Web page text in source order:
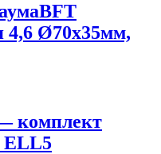
4,6 Ø70х35мм,
комплект
ELL5